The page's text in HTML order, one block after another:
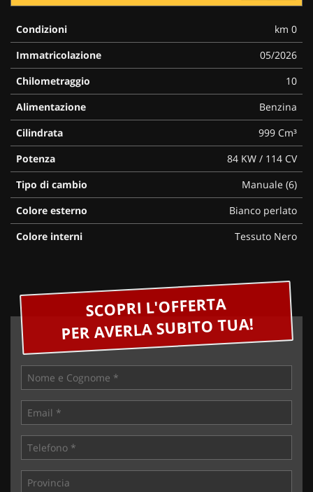
Condizioni
km 0
Immatricolazione
05/2026
Chilometraggio
10
Alimentazione
Benzina
Cilindrata
999 Cm³
Potenza
84 KW / 114 CV
Tipo di cambio
Manuale (6)
Colore esterno
Bianco perlato
Colore interni
Tessuto Nero
SCOPRI L'OFFERTA
PER AVERLA SUBITO TUA!